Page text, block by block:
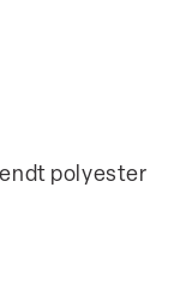
polyester